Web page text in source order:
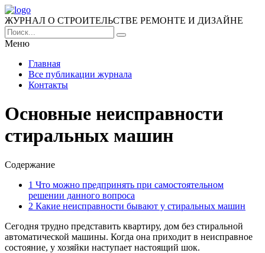
ЖУРНАЛ О СТРОИТЕЛЬСТВЕ РЕМОНТЕ И ДИЗАЙНЕ
Меню
Главная
Все публикации журнала
Контакты
Основные неисправности
стиральных машин
Содержание
1 Что можно предпринять при самостоятельном
решении данного вопроса
2 Какие неисправности бывают у стиральных машин
Сегодня трудно представить квартиру, дом без стиральной
автоматической машины. Когда она приходит в неисправное
состояние, у хозяйки наступает настоящий шок.